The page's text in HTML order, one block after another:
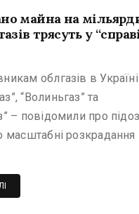
майна на
трясуть у
облгазів в
“Волиньгаз” та
– повідомили про
масштабні розкрадання